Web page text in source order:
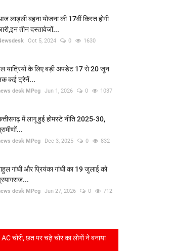
लाड़ली बहना योजना की 17वीं किस्त होगी
तीन दस्तावेजों...
Oct 5, 2024 0 1630
यात्रियों के लिए बड़ी अपडेट 17 से 20 जून
कई ट्रेनें...
desk MPcg Jun 1, 2026 0 1037
में लागू हुई होमस्टे नीति 2025-30,
desk MPcg Dec 3, 2025 0 832
गांधी और प्रियंका गांधी का 19 जुलाई को
desk MPcg Jun 27, 2026 0 712
चोरी, छत पर चढ़े चोर का लोगों ने बनाया